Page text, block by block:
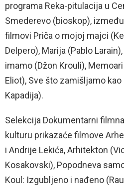
programa Reka-pitulacija u
Smederevo (bioskop),
filmovi Priča o mojoj majci
Delpero), Marija (Pablo
imamo (Džon Krouli),
Eliot), Sve što zamišljamo kao
Kapadija).
Selekcija Dokumentarni
kulturu prikazaće filmove
i Andrije Lekića, Arhitekton
Kosakovski), Popodneva
Koul: Izgubljeno i nađeno